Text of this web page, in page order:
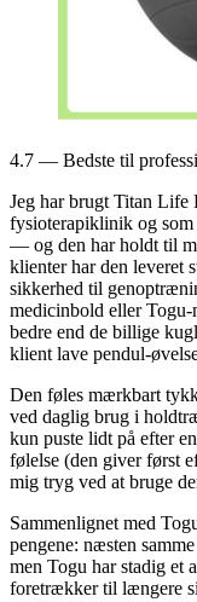
4.7 — Bedste til
Jeg har brugt Titan
fysioterapiklinik og
— og den har holdt til
klienter har den leveret
sikkerhed til
medicinbold eller
bedre end de billige
klient lave pendul-
Den føles mærkbart
ved daglig brug i
kun puste lidt på efter
følelse (den giver først
mig tryg ved at bruge
Sammenlignet med
pengene: næsten
men Togu har stadig et
foretrækker til længere